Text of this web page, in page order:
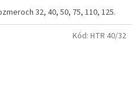
32, 40, 50, 75, 110, 125.
Kód: HTR 40/32